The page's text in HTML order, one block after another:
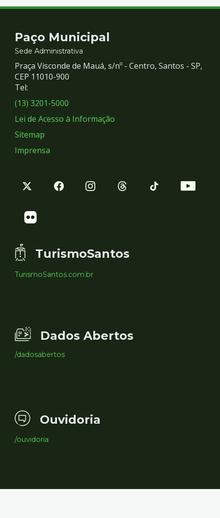
Contato
e
Redes
Sociais
Paço Municipal
Sede Administrativa
Praça Visconde de Mauá, s/nº - Centro, Santos - SP,
CEP 11010-900
Tel:
(13) 3201-5000
Lei de Acesso à Informação
Sitemap
Imprensa
TurismoSantos
TurismoSantos.com.br
Dados Abertos
/dadosabertos
Ouvidoria
/ouvidoria